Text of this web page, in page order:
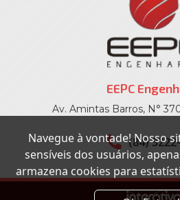
EEPC
Av. Amintas Barros, N°
(84)
Navegue à vontade! Nosso
sensíveis dos usuários,
armazena cookies para